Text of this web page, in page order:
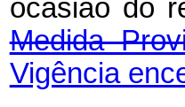
ocasião do
Medida
Vigência